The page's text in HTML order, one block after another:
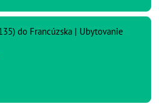
do Francúzska | Ubytovanie